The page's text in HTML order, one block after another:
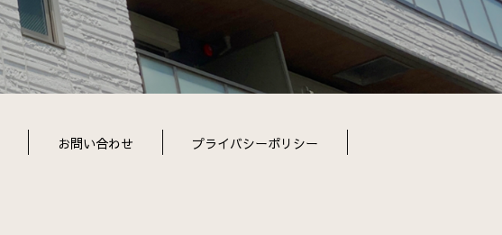
お問い合わせ プライバシーポリシー